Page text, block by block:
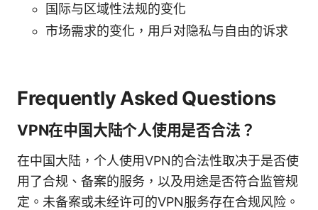
国际与区域性法规的变化
市场需求的变化，用户对隐私与自由的诉求
Frequently Asked Questions
VPN在中国大陆个人使用是否合法？
在中国大陆，个人使用VPN的合法性取决于是否使
用了合规、备案的服务，以及用途是否符合监管规
定。未备案或未经许可的VPN服务存在合规风险。